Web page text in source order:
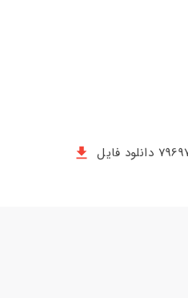
فایل